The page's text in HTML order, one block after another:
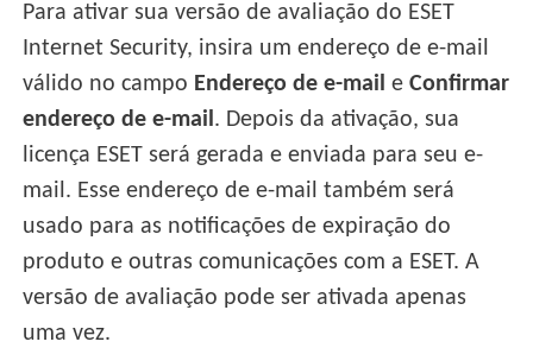
Para ativar sua versão de avaliação do ESET
Internet Security, insira um endereço de e-mail
válido no campo Endereço de e-mail eConfirmar
endereço de e-mail. Depois da ativação, sua
licença ESET será gerada e enviada para seu e-
mail. Esse endereço de e-mail também será
usado para as notificações de expiração do
produto e outras comunicações com a ESET. A
versão de avaliação pode ser ativada apenas
uma vez.